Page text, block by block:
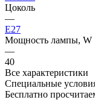
Цоколь
—
E27
Мощность лампы, W
—
40
Все характеристики
Специальные
Бесплатно